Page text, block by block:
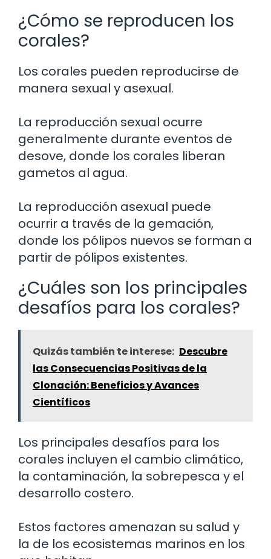
¿Cómo se reproducen los
corales?
Los corales pueden reproducirse de
manera sexual y asexual.
La reproducción sexual ocurre
generalmente durante eventos de
desove, donde los corales liberan
gametos al agua.
La reproducción asexual puede
ocurrir a través de la gemación,
donde los pólipos nuevos se forman a
partir de pólipos existentes.
¿Cuáles son los principales
desafíos para los corales?
Quizás también te interese: Descubre
las Consecuencias Positivas de la
Clonación: Beneficios y Avances
Científicos
Los principales desafíos para los
corales incluyen el cambio climático,
la contaminación, la sobrepesca y el
desarrollo costero.
Estos factores amenazan su salud y
la de los ecosistemas marinos en los